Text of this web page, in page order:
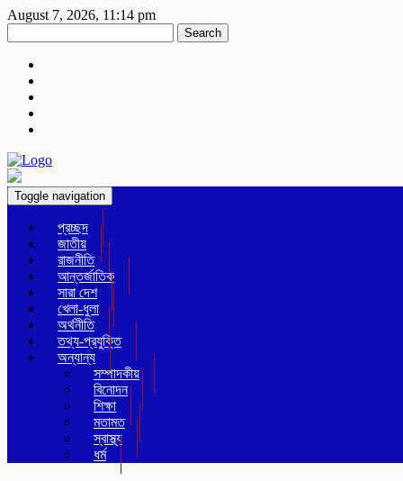
August 7, 2026, 11:14 pm
Search
Toggle navigation
প্রচ্ছদ
জাতীয়
রাজনীতি
আন্তর্জাতিক
সারা দেশ
খেলা-ধুলা
অর্থনীতি
তথ্য-প্রযুক্তি
অন্যান্য
সম্পাদকীয়
বিনোদন
শিক্ষা
মতামত
স্বাস্থ্য
ধর্ম